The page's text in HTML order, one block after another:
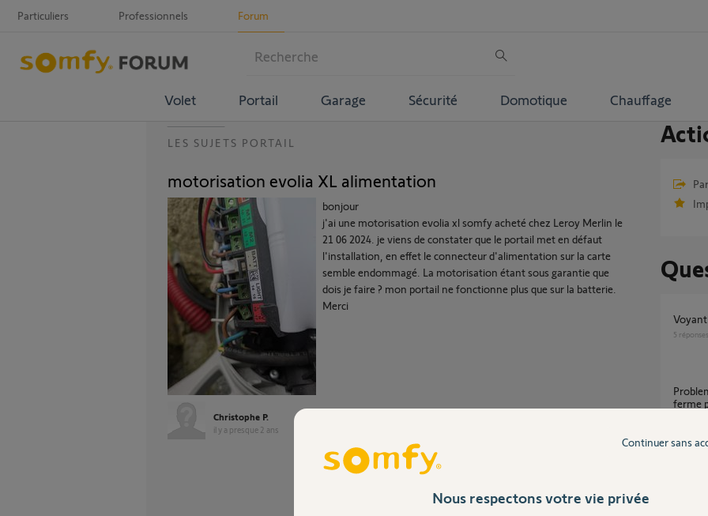
Particuliers Professionnels Forum
Volet Portail Garage Sécurité Domotique Chauffage
LES SUJETS PORTAIL
motorisation evolia XL alimentation
bonjour
j'ai une motorisation evolia xl somfy acheté chez Leroy Merlin le
21 06 2024. je viens de constater que le portail met en défaut
l'installation, en effet le connecteur d'alimentation sur la carte
semble endommagé. La motorisation étant sous garantie que
dois je faire ? mon portail ne fonctionne plus que sur la batterie.
Merci
Christophe P.
il y a presque 2 ans
Participer au fil de discussion
5 réponses
Probleme auto apprentissage s'ouvre mais ne
ferme
Nous respectons votre vie privée
Continuer sans